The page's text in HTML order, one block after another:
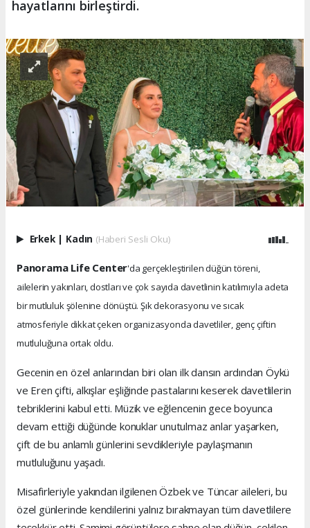
hayatlarını birleştirdi.
Erkek | Kadın (Haberi Sesli Oku)
Panorama Life Center'da gerçekleştirilen düğün töreni,
ailelerin yakınları, dostları ve çok sayıda davetlinin katılımıyla adeta
bir mutluluk şölenine dönüştü. Şık dekorasyonu ve sıcak
atmosferiyle dikkat çeken organizasyonda davetliler, genç çiftin
mutluluğuna ortak oldu.
Gecenin en özel anlarından biri olan ilk dansın ardından Öykü
ve Eren çifti, alkışlar eşliğinde pastalarını keserek davetlilerin
tebriklerini kabul etti. Müzik ve eğlencenin gece boyunca
devam ettiği düğünde konuklar unutulmaz anlar yaşarken,
çift de bu anlamlı günlerini sevdikleriyle paylaşmanın
mutluluğunu yaşadı.
Misafirleriyle yakından ilgilenen Özbek ve Tüncar aileleri, bu
özel günlerinde kendilerini yalnız bırakmayan tüm davetlilere